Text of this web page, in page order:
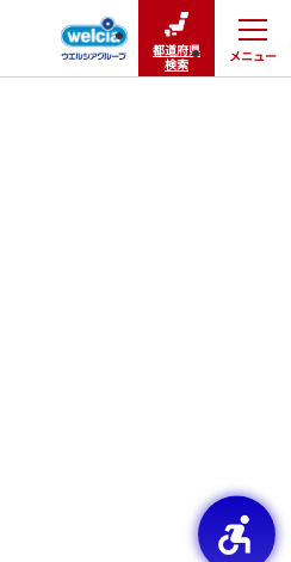
都道府県
検索
メニュー
閉じる